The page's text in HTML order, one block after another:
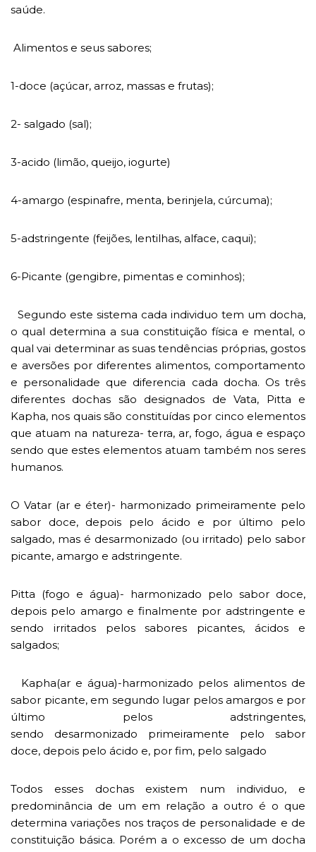
saúde.
Alimentos e seus sabores;
1-doce (açúcar, arroz, massas e frutas);
2- salgado (sal);
3-acido (limão, queijo, iogurte)
4-amargo (espinafre, menta, berinjela, cúrcuma);
5-adstringente (feijões, lentilhas, alface, caqui);
6-Picante (gengibre, pimentas e cominhos);
Segundo este sistema cada individuo tem um docha,
o qual determina a sua constituição física e mental, o
qual vai determinar as suas tendências próprias, gostos
e aversões por diferentes alimentos, comportamento
e personalidade que diferencia cada docha. Os três
diferentes dochas são designados de Vata, Pitta e
Kapha, nos quais são constituídas por cinco elementos
que atuam na natureza- terra, ar, fogo, água e espaço
sendo que estes elementos atuam também nos seres
humanos.
O Vatar (ar e éter)- harmonizado primeiramente pelo
sabor doce, depois pelo ácido e por último pelo
salgado, mas é desarmonizado (ou irritado) pelo sabor
picante, amargo e adstringente.
Pitta (fogo e água)- harmonizado pelo sabor doce,
depois pelo amargo e finalmente por adstringente e
sendo irritados pelos sabores picantes, ácidos e
salgados;
Kapha(ar e água)-harmonizado pelos alimentos de
sabor picante, em segundo lugar pelos amargos e por
último pelos adstringentes,
sendo desarmonizado primeiramente pelo sabor
doce, depois pelo ácido e, por fim, pelo salgado
Todos esses dochas existem num individuo, e
predominância de um em relação a outro é o que
determina variações nos traços de personalidade e de
constituição básica. Porém a o excesso de um docha